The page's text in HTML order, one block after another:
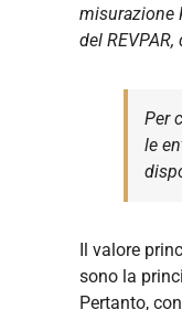
misurazione
del
Per
le
Il valore
sono la
Pertanto,